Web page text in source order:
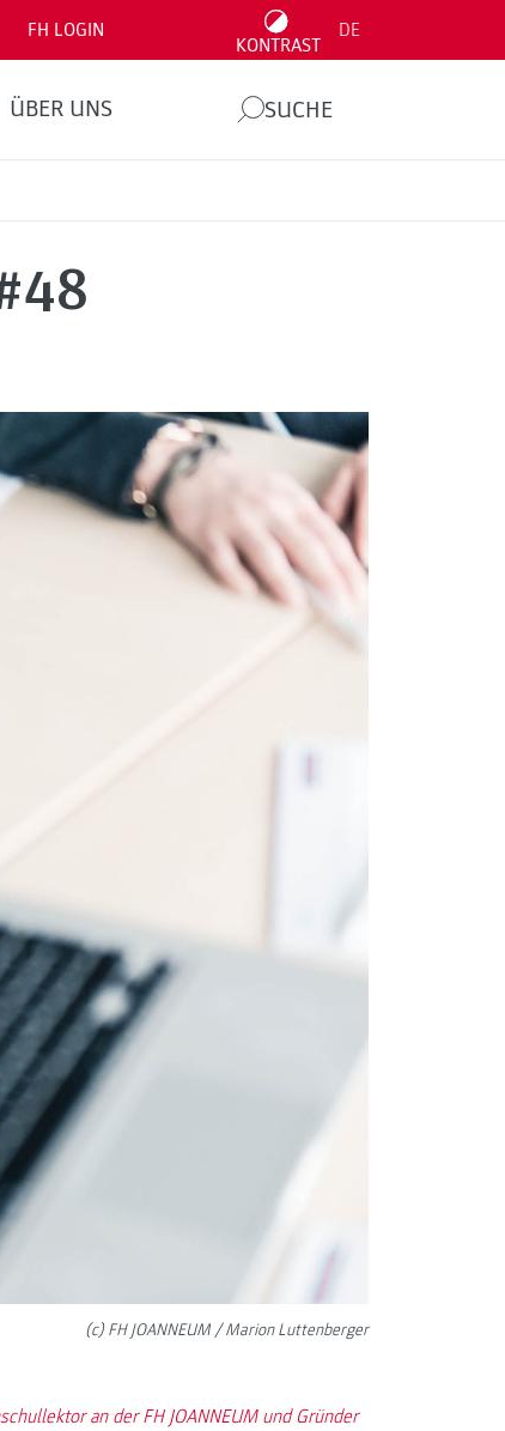
FH LOGIN
KONTRAST
DE
ÜBER UNS SUCHE
(c) FH JOANNEUM / Marion Luttenberger
an der FH JOANNEUM und Gründer